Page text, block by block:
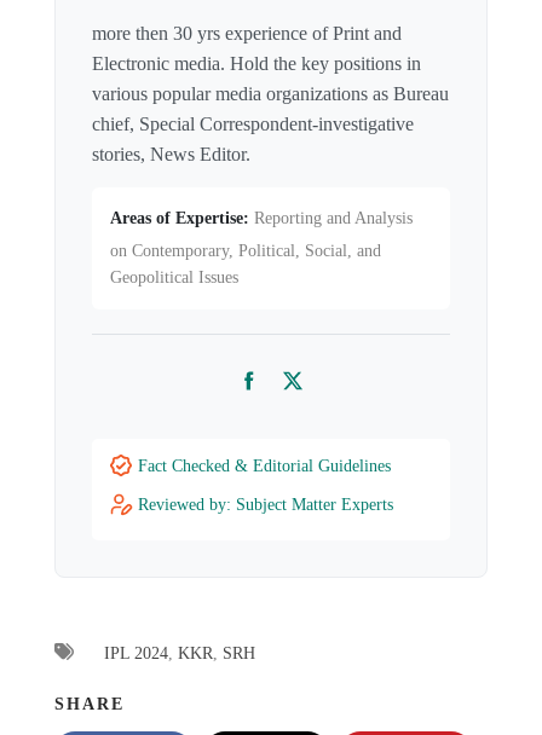
more then 30 yrs experience of Print and
Electronic media. Hold the key positions in
various popular media organizations as Bureau
chief, Special Correspondent-investigative
stories, News Editor.
Areas of Expertise: Reporting and Analysis
on Contemporary, Political, Social, and
Geopolitical Issues
FacebookTwitter
Fact Checked & Editorial Guidelines
Reviewed by: Subject Matter Experts
IPL 2024 KKR SRH
SHARE